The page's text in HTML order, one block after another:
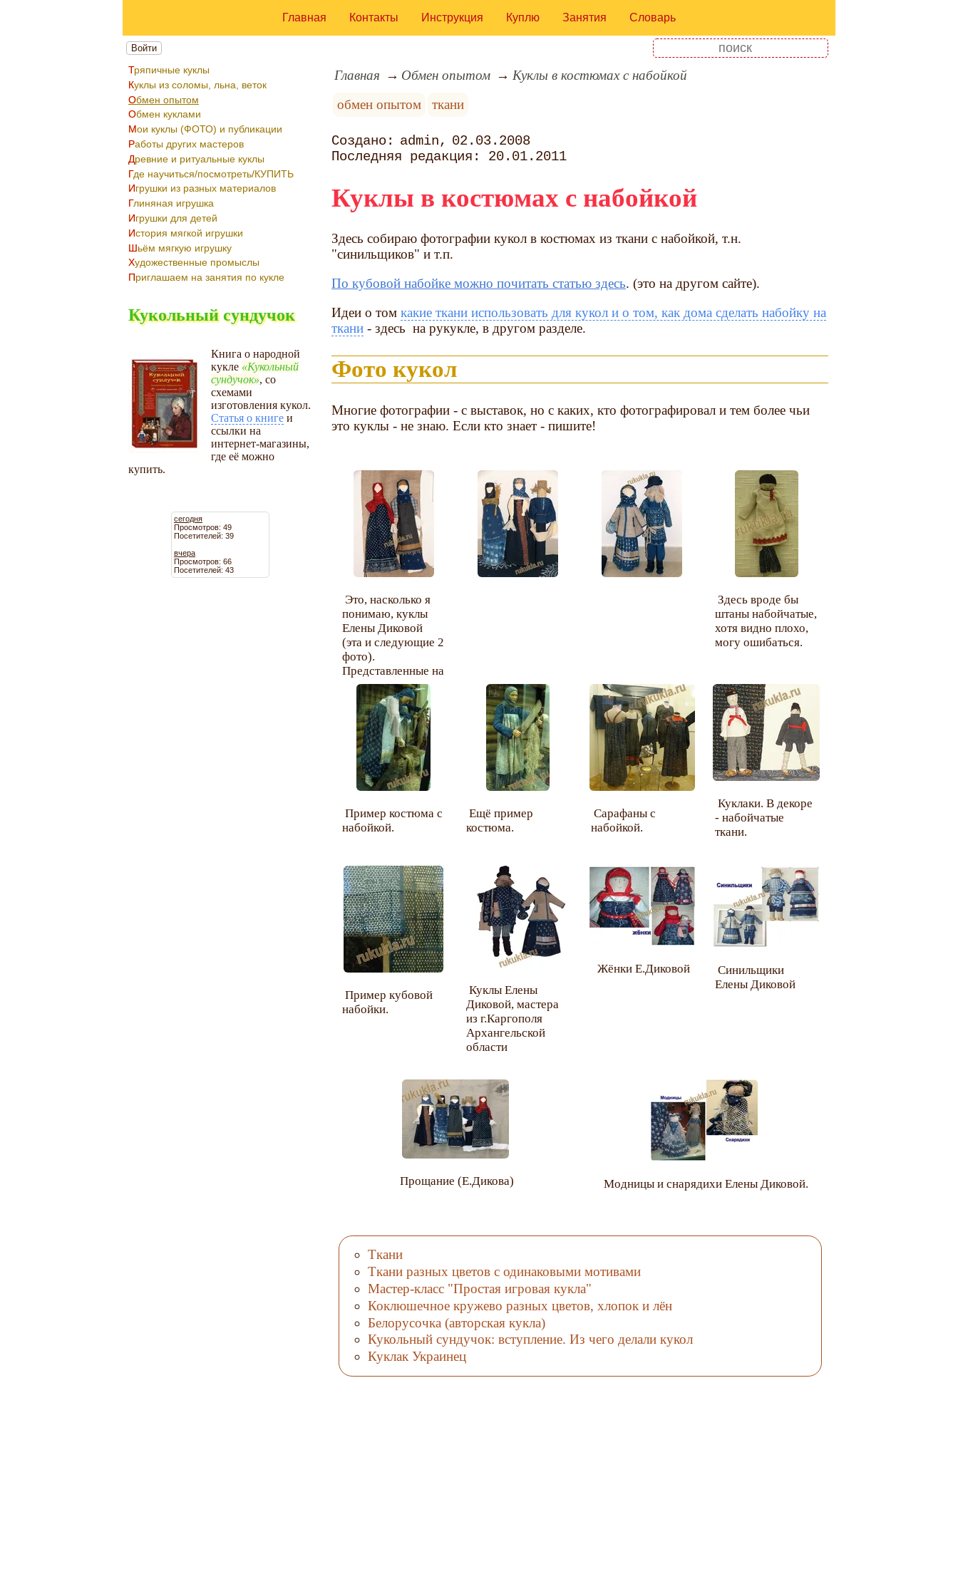
Главная Контакты Инструкция Куплю Занятия Словарь
Войти
Тряпичные куклы
Куклы из соломы, льна, веток
Обмен опытом
Обмен куклами
Мои куклы (ФОТО) и публикации
Работы других мастеров
Древние и ритуальные куклы
Где научиться/посмотреть/КУПИТЬ
Игрушки из разных материалов
Глиняная игрушка
Игрушки для детей
История мягкой игрушки
Шьём мягкую игрушку
Художественные промыслы
Приглашаем на занятия по кукле
Кукольный сундучок
Книга о народной
кукле
Кукольный
сундучок , со
схемами
изготовления кукол.
Статья о книге и
ссылки на
интернет-магазины,
где её можно
купить.
сегодня
Просмотров: 49
Посетителей: 39
вчера
Просмотров: 66
Посетителей: 43
Главная Обмен опытом
Куклы в костюмах с набойкой
обмен опытом
ткани
admin
02.03.2008
20.01.2011
Куклы в костюмах с набойкой
Здесь собираю фотографии кукол в костюмах из ткани с набойкой, т.н.
"синильщиков" и т.п.
По кубовой набойке можно почитать статью здесь. (это на другом сайте).
Идеи о томкакие ткани использовать для кукол и о том, как дома сделать набойку на
ткани - здесь на рукукле, в другом разделе.
Фото кукол
Многие фотографии - с выставок, но с каких, кто фотографировал и тем более чьи
это куклы - не знаю. Если кто знает - пишите!
Это, насколько я
понимаю, куклы
Елены Диковой
(эта и следующие 2
фото).
Представленные на
какой-то выставке
(не знаю на какой).
Эти же куколки
ниже на других
фото из
презентации кукол
Диковой.
Здесь вроде бы
штаны набойчатые,
хотя видно плохо,
могу ошибаться.
Пример костюма с
набойкой.
Ещё пример
костюма.
Сарафаны с
набойкой.
Куклаки. В декоре
- набойчатые
ткани.
Пример кубовой
набойки.
Куклы Елены
Диковой, мастера
из г.Каргополя
Архангельской
области
Жёнки Е.Диковой
Синильщики
Елены Диковой
Прощание (Е.Дикова) Модницы и снарядихи Елены Диковой.
Ткани
Ткани разных цветов с одинаковыми мотивами
Мастер-класс "Простая игровая кукла"
Коклюшечное кружево разных цветов, хлопок и лён
Белорусочка (авторская кукла)
Кукольный сундучок: вступление. Из чего делали кукол
Куклак Украинец